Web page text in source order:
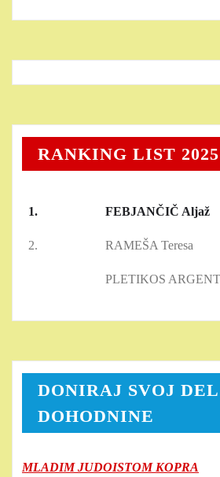
RANKING LIST 2025
1. FEBJANČIČ Aljaž
2. RAMEŠA Teresa
PLETIKOS
DONIRAJ SVOJ DEL
DOHODNINE
MLADIM JUDOISTOM KOPRA